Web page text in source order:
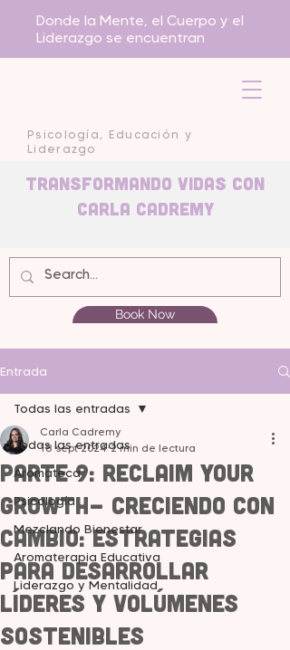
Psicología, Educación y
Liderazgo
Donde la Mente, el Cuerpo y el
Liderazgo se encuentran
Transformando Vidas con
carla Cadremy
Book Now
Entrada
Todas las entradas
Aromateca
Psicología
Mezclando Bienestar
Aromaterapia Educativa
Liderazgo y Mentalidad
Todas las entradas
Parte 9: Reclaim your
Growth- Creciendo con
Cambio: Estrategias
para Desarrollar
Líderes y Volúmenes
Sostenibles
Carla Cadremy
18 sept 2024 2 min de lectura